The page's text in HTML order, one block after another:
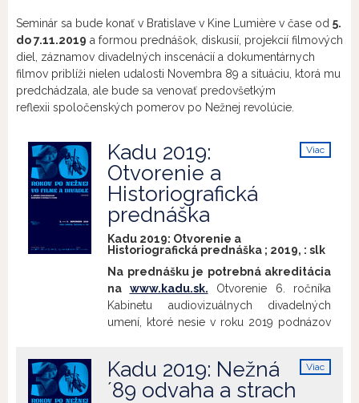
Seminár sa bude konať v Bratislave v Kine Lumière v čase od 5.
do 7.11.2019 a formou prednášok, diskusií, projekcií filmových
diel, záznamov divadelných inscenácií a dokumentárnych
filmov priblíži nielen udalosti Novembra 89 a situáciu, ktorá mu
predchádzala, ale bude sa venovať predovšetkým
reflexii spoločenských pomerov po Nežnej revolúcie.
Viac
Kadu 2019:
Otvorenie a
Historiografická
prednáška
Kadu 2019: Otvorenie a
Historiografická prednáška ; 2019, : slk
Na prednášku je potrebná akreditácia
na www.kadu.sk. Otvorenie 6. ročníka
Kabinetu audiovizuálnych divadelných
umení, ktoré nesie v roku 2019 podnázov
Prof. Zuzana Gindl Tatárová, Peter
Dubecký, Marta Maťová.Následne sa
Viac
Kadu 2019: Nežná
´89 odvaha a strach